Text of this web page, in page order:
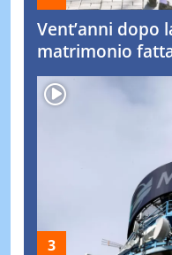
Vent’anni dopo
matrimonio